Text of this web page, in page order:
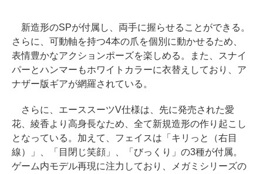
新造形のSPが付属し、両手に握らせることができる。
さらに、可動軸を持つ4本の爪を個別に動かせるため、
表情豊かなアクションポーズを楽しめる。また、スナイ
パーとハンマーもホワイトカラーに衣替えしており、ア
ナザー版ギアが網羅されている。
さらに、エーススーツV仕様は、先に発売された愛
花、綾香より高身長なため、全て新規造形の作り起こし
となっている。加えて、フェイスは「キリっと（右目
線）」、「目閉じ笑顔」、「びっくり」の3種が付属。
ゲーム内モデル再現に注力しており、メガミシリーズの